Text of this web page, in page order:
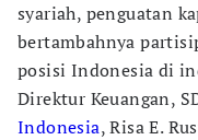
syariah, penguatan
bertambahnya
posisi Indonesia di
Direktur Keuangan,
Indonesia, Risa E.